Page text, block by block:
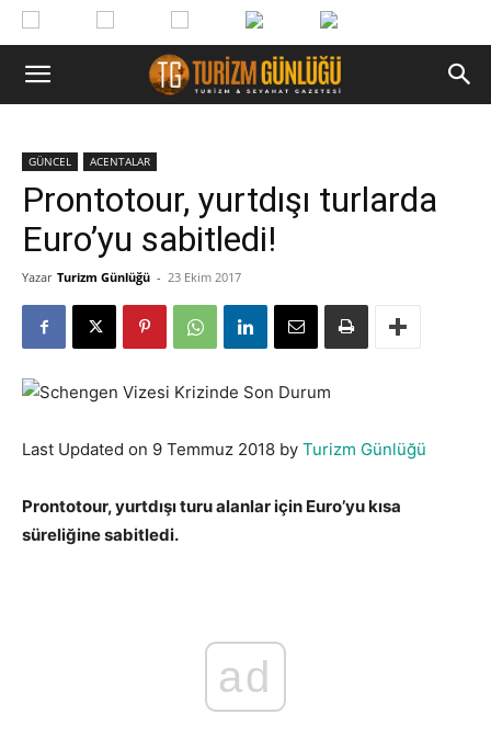
GÜNCEL ACENTALAR
Prontotour, yurtdışı turlarda
Euro’yu sabitledi!
Yazar Turizm Günlüğü - 23 Ekim 2017
Last Updated on 9 Temmuz 2018 by Turizm Günlüğü
Prontotour, yurtdışı turu alanlar için Euro’yu kısa
süreliğine sabitledi.
ad